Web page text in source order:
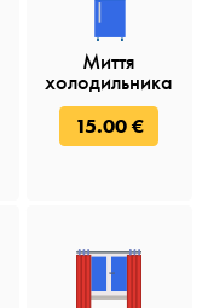
Миття
холодильника
15.00 €